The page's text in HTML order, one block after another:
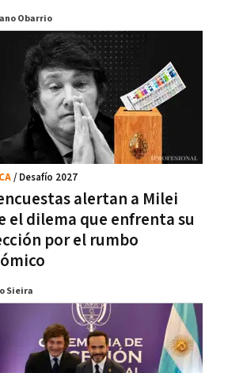
Obarrio
alertan a Milei
el dilema que enfrenta su
por el rumbo
/ Desafío 2027
Sieira